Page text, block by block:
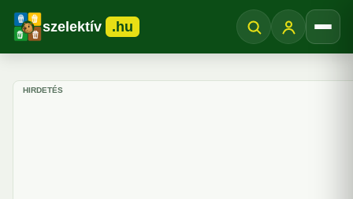
szelektív .hu
HIRDETÉS